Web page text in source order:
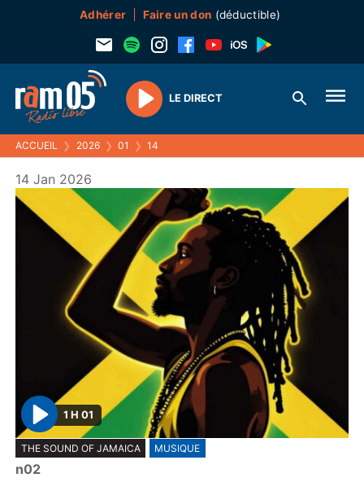
Adhérer Faire un don (déductible)
Play
LE DIRECT
ACCUEIL ❯ 2026 ❯ 01 ❯ 14
14 Jan 2026
P
l
a
1 H 01
THE SOUND OF JAMAICA MUSIQUE
n02